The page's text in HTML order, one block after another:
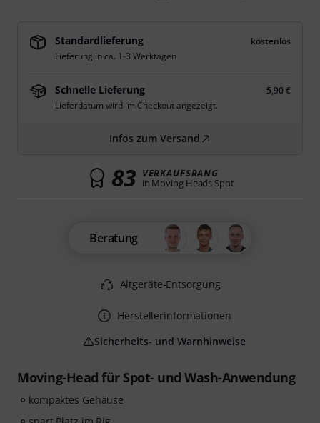
Moving-Head für Spot- und Wash-Anwendung
kompaktes Gehäuse
Standardlieferung
kostenlos
Lieferung in ca. 1-3 Werktagen
Schnelle Lieferung
5,90 €
Lieferdatum wird im Checkout angezeigt.
Infos zum Versand
83 VERKAUFSRANG
in Moving Heads Spot
Beratung
Altgeräte-Entsorgung
Herstellerinformationen
Sicherheits- und Warnhinweise